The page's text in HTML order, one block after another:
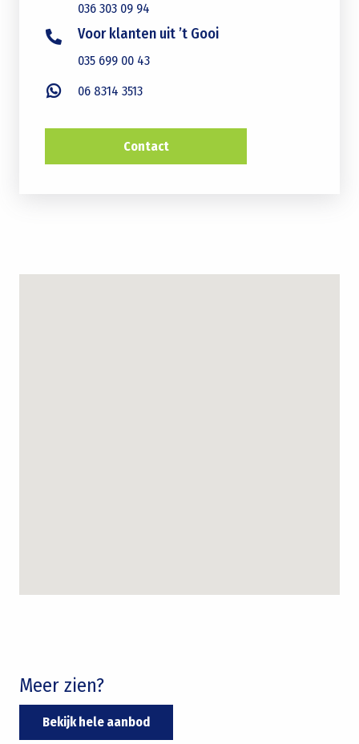
036 303 09 94
Voor klanten uit ’t Gooi
035 699 00 43
06 8314 3513
Contact
Meer zien?
Bekijk hele aanbod